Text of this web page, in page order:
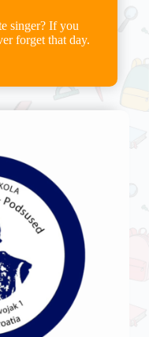
singer? If you
forget that day.